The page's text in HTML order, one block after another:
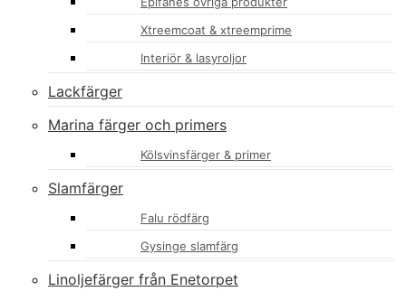
Xtreemcoat & xtreemprime
Interiör & lasyroljor
Lackfärger
Marina färger och primers
Kölsvinsfärger & primer
Slamfärger
Falu rödfärg
Gysinge slamfärg
Linoljefärger från Enetorpet